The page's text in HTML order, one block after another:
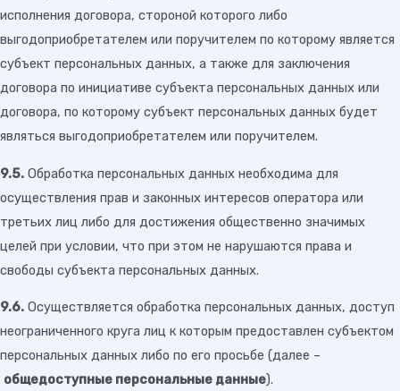
исполнения договора, стороной которого либо
выгодоприобретателем или поручителем по которому является
субъект персональных данных, а также для заключения
договора по инициативе субъекта персональных данных или
договора, по которому субъект персональных данных будет
являться выгодоприобретателем или поручителем.
9.5. Обработка персональных данных необходима для
осуществления прав и законных интересов оператора или
третьих лиц либо для достижения общественно значимых
целей при условии, что при этом не нарушаются права и
свободы субъекта персональных данных.
9.6. Осуществляется обработка персональных данных, доступ
неограниченного круга лиц к которым предоставлен субъектом
персональных данных либо по его просьбе (далее –
общедоступные персональные данные).